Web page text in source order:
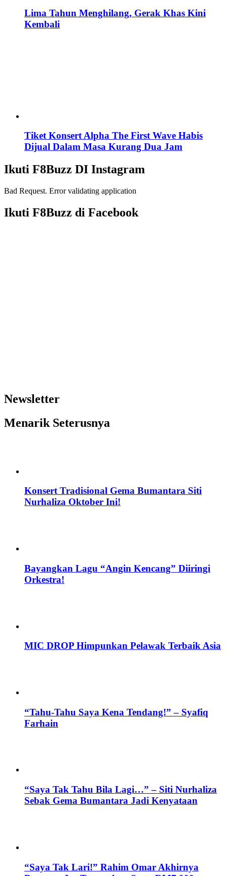
Lima Tahun Menghilang, Gerak Khas Kini
Kembali
Tiket Konsert Alpha The First Wave Habis
Dijual Dalam Masa Kurang Dua Jam
Ikuti F8Buzz DI Instagram
Bad Request. Error validating application
Ikuti F8Buzz di Facebook
Newsletter
Menarik Seterusnya
Konsert Tradisional Gema Bumantara Siti
Nurhaliza Oktober Ini!
Bayangkan Lagu “Angin Kencang” Diiringi
Orkestra!
MIC DROP Himpunkan Pelawak Terbaik Asia
“Tahu-Tahu Saya Kena Tendang!” – Syafiq
Farhain
“Saya Tak Tahu Bila Lagi…” – Siti Nurhaliza
Sebak Gema Bumantara Jadi Kenyataan
“Saya Tak Lari!” Rahim Omar Akhirnya